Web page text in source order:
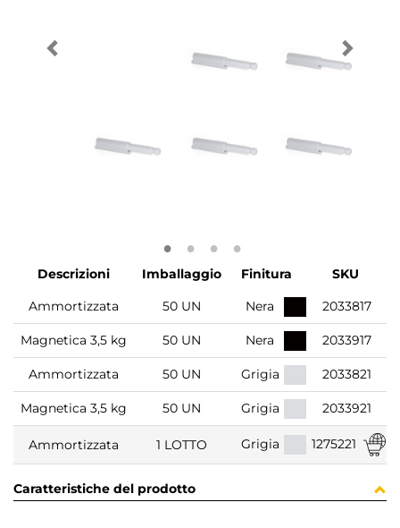
Descrizioni Imballaggio Finitura
SKU
Ammortizzata
50 UN Nera 2033817
Magnetica 3,5 kg 50 UN Nera 2033917
Ammortizzata 50 UN Grigia 2033821
Magnetica 3,5 kg 50 UN Grigia 2033921
Ammortizzata 1 LOTTO Grigia 1275221
Caratteristiche del prodotto